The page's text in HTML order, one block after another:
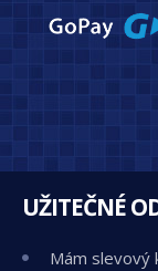
UŽITEČNÉ
Mám slevový